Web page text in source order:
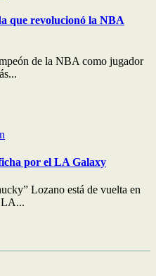
que revolucionó la NBA
de la NBA como jugador
por el LA Galaxy
Lozano está de vuelta en
LA...